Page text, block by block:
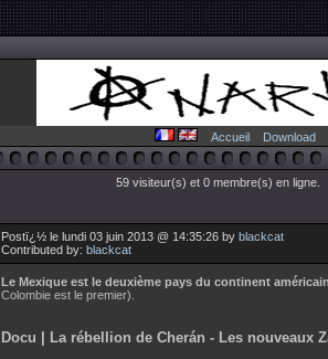
Accueil Download
59 visiteur(s) et 0 membre(s) en ligne.
Postï¿½ le lundi 03 juin 2013 @ 14:35:26 by blackcat
Contributed by: blackcat
Le Mexique est le deuxième pays du continent
Colombie est le premier).
Docu | La rébellion de Cherán - Les nouveaux